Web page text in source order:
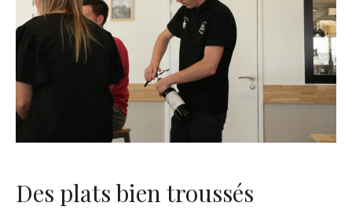
Des plats bien troussés